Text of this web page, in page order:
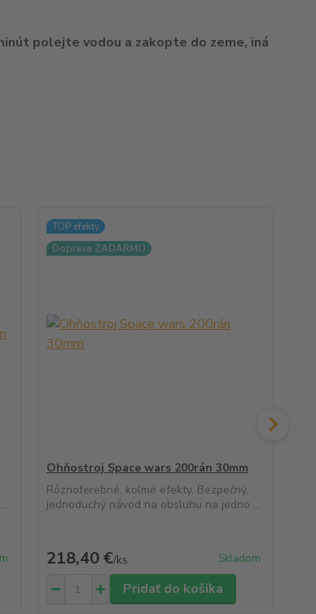
polejte vodou a zakopte do zeme, iná
TOP efekty
Doprava ZADARMO
Ohňostroj Space wars 200rán 30mm
Rôznoferebné, kolmé efekty. Bezpečný,
jednoduchý návod na obsluhu na jedno ...
218,40 €/ks Skladom
Pridať do košíka